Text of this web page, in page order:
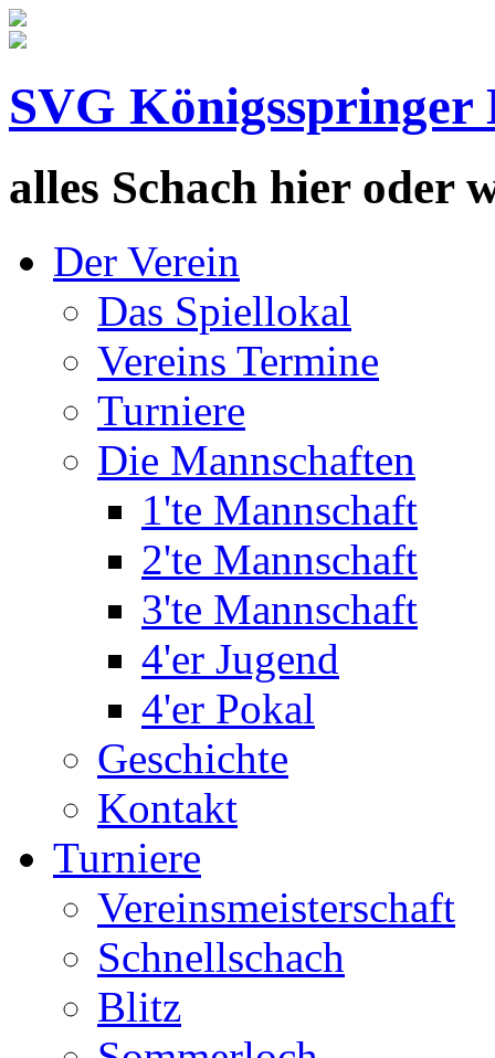
SVG Königsspringer
alles Schach hier oder
Der Verein
Das Spiellokal
Vereins Termine
Turniere
Die Mannschaften
1'te Mannschaft
2'te Mannschaft
3'te Mannschaft
4'er Jugend
4'er Pokal
Geschichte
Kontakt
Turniere
Vereinsmeisterschaft
Schnellschach
Blitz